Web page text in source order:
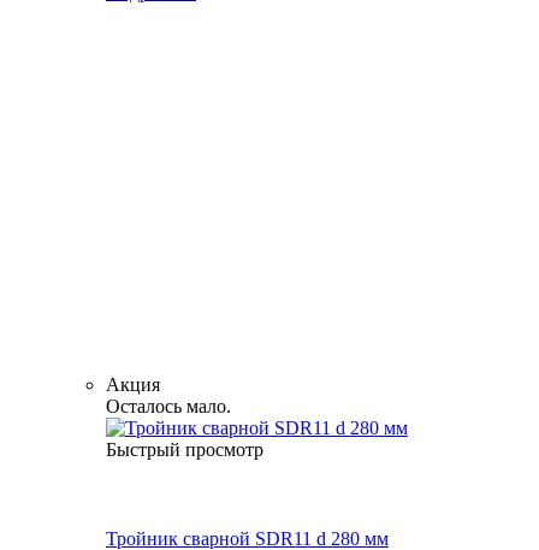
Акция
Осталось мало.
Быстрый просмотр
Тройник сварной SDR11 d 280 мм